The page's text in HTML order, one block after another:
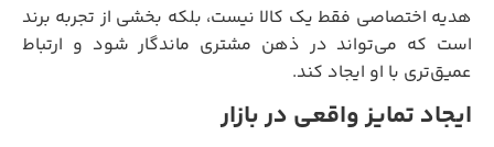
هدیه اختصاصی فقط یک کالا نیست، بلکه بخشی از تجربه برند
است که می‌تواند در ذهن مشتری ماندگار شود و ارتباط
عمیق‌تری با او ایجاد کند.
ایجاد تمایز واقعی در بازار